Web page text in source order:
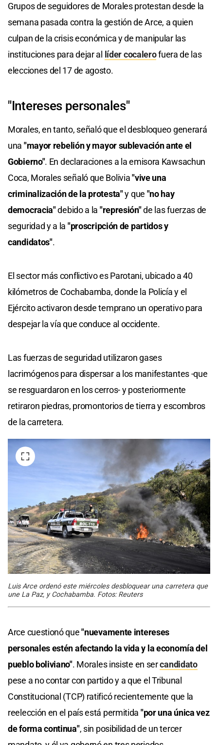
Grupos de seguidores de Morales protestan desde la
semana pasada contra la gestión de Arce, a quien
culpan de la crisis económica y de manipular las
instituciones para dejar al líder cocalerofuera de las
elecciones del 17 de agosto.
"Intereses personales"
Morales, en tanto, señaló que el desbloqueo generará
una "mayor rebelión y mayor sublevación ante el
Gobierno". En declaraciones a la emisora Kawsachun
Coca, Morales señaló que Bolivia"vive una
criminalización de la protesta"y que "no hay
democracia"debido a la "represión"de las fuerzas de
seguridad y a la "proscripción de partidos y
candidatos".
El sector más conflictivo es Parotani, ubicado a 40
kilómetros de Cochabamba, donde la Policía y el
Ejército activaron desde temprano un operativo para
despejar la vía que conduce al occidente.
Las fuerzas de seguridad utilizaron gases
lacrimógenos para dispersar a los manifestantes -que
se resguardaron en los cerros- y posteriormente
retiraron piedras, promontorios de tierra y escombros
de la carretera.
Luis Arce ordenó este miércoles desbloquear una carretera que
une La Paz, y Cochabamba. Fotos: Reuters
Arce cuestionó que"nuevamente intereses
personales estén afectando la vida y la economía del
pueblo boliviano". Morales insiste en sercandidato
pese a no contar con partido y a que el Tribunal
Constitucional (TCP) ratificó recientemente que la
reelección en el país está permitida "por una única vez
de forma continua", sin posibilidad de un tercer